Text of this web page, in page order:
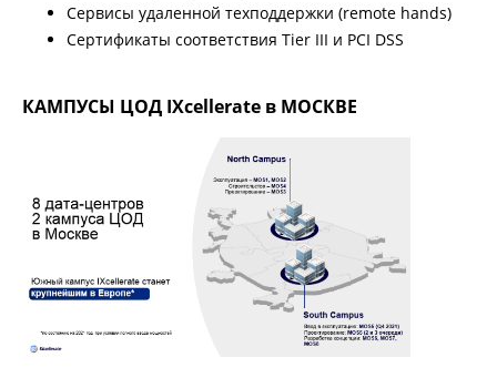
Сервисы удаленной техподдержки (remote hands)
Сертификаты соответствия Tier III и PCI DSS
КАМПУСЫ ЦОД IXcellerate в МОСКВЕ